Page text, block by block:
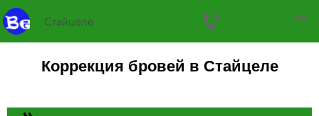
Стайцеле
Коррекция бровей в Стайцеле